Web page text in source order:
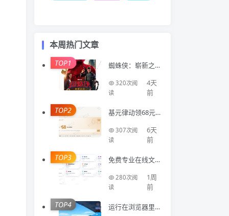
本周热门文章
TOP1
蜘蛛侠：崭新之
rand New Day (2
026)
320次阅
读
4天
前
TOP2
基元律动领68元A
307次阅
读
6天
前
TOP3
免费专业在线文
luni280次阅
读
1周
前
TOP4
运行在浏览器里